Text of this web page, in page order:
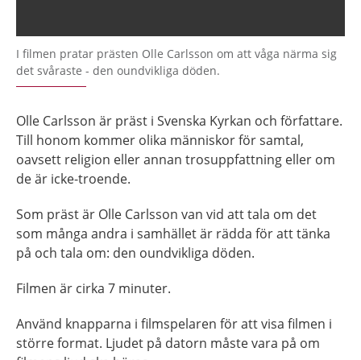
I filmen pratar prästen Olle Carlsson om att våga närma sig
det svåraste - den oundvikliga döden.
Olle Carlsson är präst i Svenska Kyrkan och författare.
Till honom kommer olika människor för samtal,
oavsett religion eller annan trosuppfattning eller om
de är icke-troende.
Som präst är Olle Carlsson van vid att tala om det
som många andra i samhället är rädda för att tänka
på och tala om: den oundvikliga döden.
Filmen är cirka 7 minuter.
Använd knapparna i filmspelaren för att visa filmen i
större format. Ljudet på datorn måste vara på om